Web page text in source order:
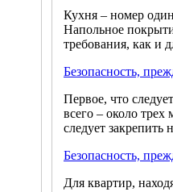
Кухня – номер
Напольное
требования, как и
Безопасность,
Первое, что
всего – около
следует
Безопасность,
Для квартир,